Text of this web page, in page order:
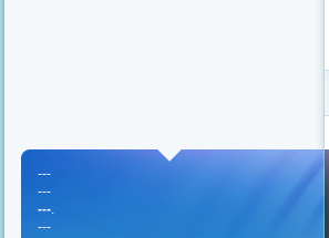
---
---
---.
---